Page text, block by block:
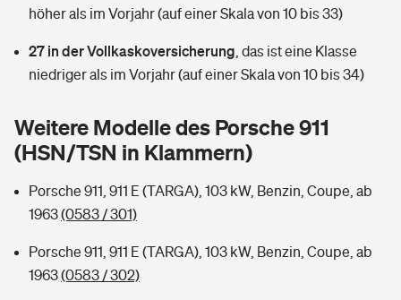
Hochwasser-Check: Wie gefährdet ist Ihr Haus?
Wer versichert was: Jetzt Versicherer finden
Sie haben Fragen?
Hundehalter-Haftpflicht
Private Cyberversicherung
Musikinstrumentenversicherung
Zur Übersicht
Tools
Wer versichert was: Jetzt Versicherer finden
Sie haben Fragen?
Rentenrechner: Wie viel Geld bekomme ich im Alter?
höher als im Vorjahr (auf einer Skala von 10 bis 33)
27 in der Vollkaskoversicherung das ist eine Klasse
niedriger als im Vorjahr (auf einer Skala von 10 bis 34)
Weitere Modelle des Porsche 911
(HSN/TSN in Klammern)
Porsche 911, 911 E (TARGA), 103 kW, Benzin, Coupe, ab
1963(0583 / 301)
Porsche 911, 911 E (TARGA), 103 kW, Benzin, Coupe, ab
1963(0583 / 302)